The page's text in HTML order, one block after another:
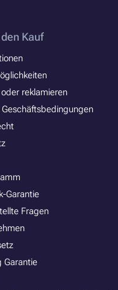
Kauf
reklamieren
Garantie
Fragen
Garantie